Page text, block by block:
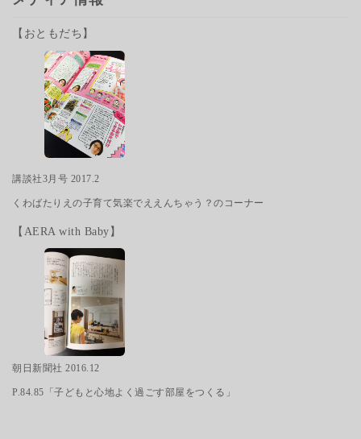
【おともだち】
講談社3月号 2017.2
くわばたりえの子育て気楽でええんちゃう？のコーナー
【AERA with Baby】
朝日新聞社 2016.12
P.84.85「子どもと心地よく過ごす部屋をつくる」